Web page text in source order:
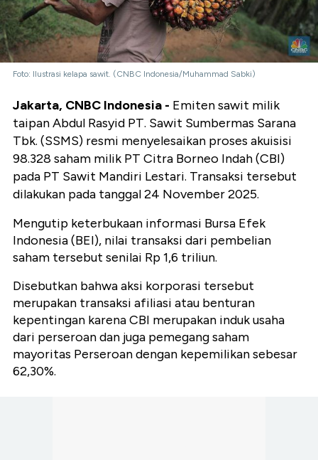
Foto: Ilustrasi kelapa sawit. (CNBC Indonesia/Muhammad Sabki)
Jakarta, CNBC Indonesia - Emiten sawit milik
taipan Abdul Rasyid PT. Sawit Sumbermas Sarana
Tbk. (SSMS) resmi menyelesaikan proses akuisisi
98.328 saham milik PT Citra Borneo Indah (CBI)
pada PT Sawit Mandiri Lestari. Transaksi tersebut
dilakukan pada tanggal 24 November 2025.
Mengutip keterbukaan informasi Bursa Efek
Indonesia (BEI), nilai transaksi dari pembelian
saham tersebut senilai Rp 1,6 triliun.
Disebutkan bahwa aksi korporasi tersebut
merupakan transaksi afiliasi atau benturan
kepentingan karena CBI merupakan induk usaha
dari perseroan dan juga pemegang saham
mayoritas Perseroan dengan kepemilikan sebesar
62,30%.